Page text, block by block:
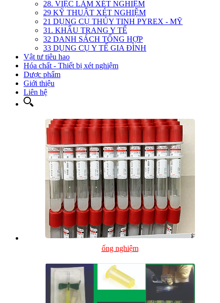
28. VIỆC LÀM XÉT NGHIỆM
29 KỸ THUẬT XÉT NGHIỆM
21 DỤNG CỤ THỦY TINH PYREX - MỸ
31. KHẨU TRANG Y TẾ
32 DANH SÁCH TỔNG HỢP
33 DỤNG CỤ Y TẾ GIA ĐÌNH
Vật tư tiêu hao
Hóa chất - Thiết bị xét nghiệm
Dược phẩm
Giới thiệu
Liên hệ
ống nghiệm